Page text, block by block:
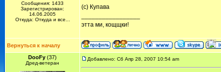
Сообщения: 1433
Зарегистрирован:
14.06.2005
Откуда: Откуда и все...
(с) Купава
этта ми, кощщки!
Вернуться к началу
DooFy (37)
Дред-ветеран
Добавлено: Сб Апр 28, 2007 10:54 am